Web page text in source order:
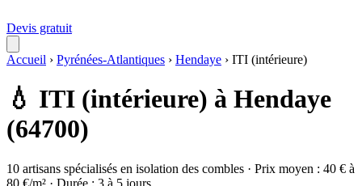
Devis gratuit
Accueil › Pyrénées-Atlantiques › Hendaye › ITI (intérieure)
💧 ITI (intérieure) à Hendaye
(64700)
10 artisans spécialisés en isolation des combles · Prix moyen : 40 € à
80 €/m² · Durée : 3 à 5 jours